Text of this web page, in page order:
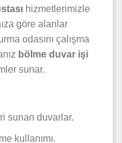
hizmetlerimizle
göre alanlar
odasını çalışma
bölme duvar işi
sunar.
sunan duvarlar.
kullanımı.